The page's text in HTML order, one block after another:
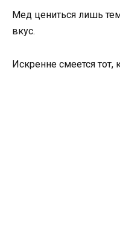
Мед цениться лишь
вкус.
Искренне смеется тот,